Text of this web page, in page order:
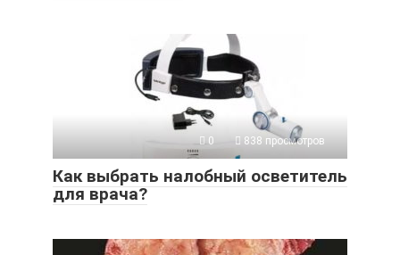
0 838 просмотров
Как выбрать налобный осветитель
для врача?